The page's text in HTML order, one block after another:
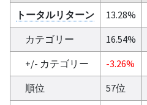
トータルリターン
13.28%
カテゴリー
16.54%
+/- カテゴリー
-3.26%
順位
57位